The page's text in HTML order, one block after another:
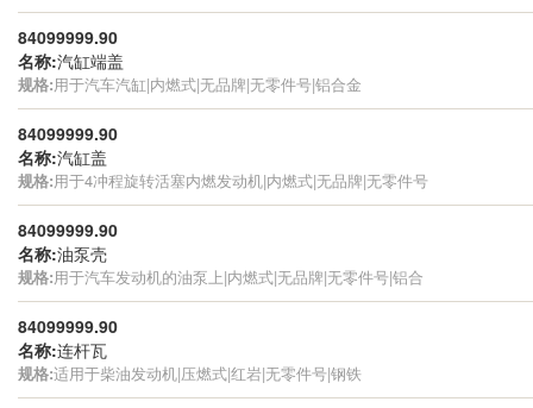
84099999.90
名称:汽缸端盖
规格:用于汽车汽缸|内燃式|无品牌|无零件号|铝合金
84099999.90
名称:汽缸盖
规格:用于4冲程旋转活塞内燃发动机|内燃式|无品牌|无零件号
84099999.90
名称:油泵壳
规格:用于汽车发动机的油泵上|内燃式|无品牌|无零件号|铝合
84099999.90
名称:连杆瓦
规格:适用于柴油发动机|压燃式|红岩|无零件号|钢铁